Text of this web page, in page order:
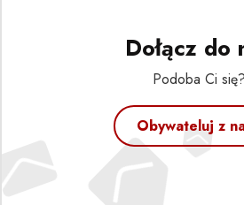
Dołącz do
Podoba Ci się?
Obywateluj z